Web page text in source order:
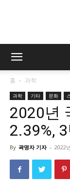
홈 과학
과학 기타 문화
2020년
2.39%,
By 곽명자 기자 - 2022